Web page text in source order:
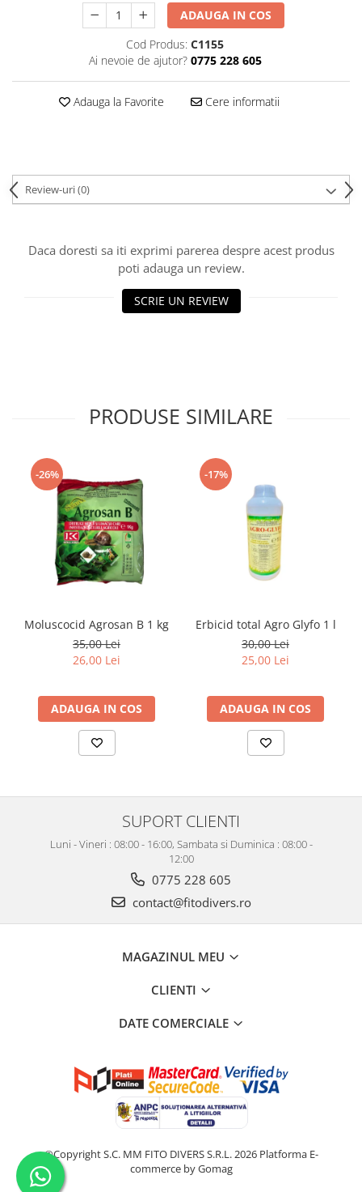
ADAUGA IN COS
Cod Produs: C1155
Ai nevoie de ajutor? 0775 228 605
Adauga la Favorite Cere informatii
Review-uri(0)
Daca doresti sa iti exprimi parerea despre acest produs
poti adauga un review.
SCRIE UN REVIEW
PRODUSE SIMILARE
-26%
Moluscocid Agrosan B 1 kg
35,00 Lei
26,00 Lei
ADAUGA IN COS
-17%
Erbicid total Agro Glyfo 1 l
30,00 Lei
25,00 Lei
ADAUGA IN COS
SUPORT CLIENTI
Luni - Vineri : 08:00 - 16:00, Sambata si Duminica : 08:00 -
12:00
0775 228 605
contact@fitodivers.ro
MAGAZINUL MEU
CLIENTI
DATE COMERCIALE
©Copyright S.C. MM FITO DIVERS S.R.L. 2026 Platforma E-
commerce by Gomag